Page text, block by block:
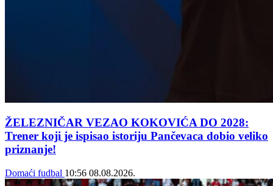
ŽELEZNIČAR VEZAO KOKOVIĆA DO 2028:
Trener koji je ispisao istoriju Pančevaca dobio veliko
priznanje!
Domaći fudbal 10:56 08.08.2026.